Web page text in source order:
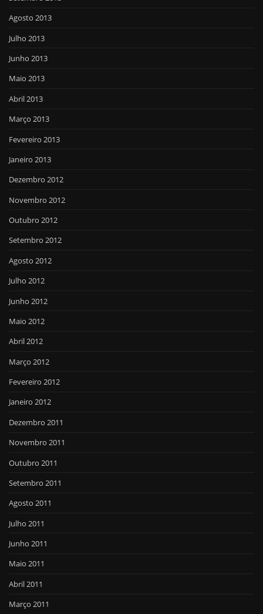
Agosto 2013
Julho 2013
Junho 2013
Maio 2013
Abril 2013
Março 2013
Fevereiro 2013
Janeiro 2013
Dezembro 2012
Novembro 2012
Outubro 2012
Setembro 2012
Agosto 2012
Julho 2012
Junho 2012
Maio 2012
Abril 2012
Março 2012
Fevereiro 2012
Janeiro 2012
Dezembro 2011
Novembro 2011
Outubro 2011
Setembro 2011
Agosto 2011
Julho 2011
Junho 2011
Maio 2011
Abril 2011
Março 2011